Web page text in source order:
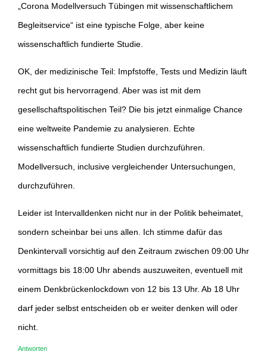
„Corona Modellversuch Tübingen mit wissenschaftlichem
Begleitservice“ ist eine typische Folge, aber keine
wissenschaftlich fundierte Studie.
OK, der medizinische Teil: Impfstoffe, Tests und Medizin läuft
recht gut bis hervorragend. Aber was ist mit dem
gesellschaftspolitischen Teil? Die bis jetzt einmalige Chance
eine weltweite Pandemie zu analysieren. Echte
wissenschaftlich fundierte Studien durchzuführen.
Modellversuch, inclusive vergleichender Untersuchungen,
durchzuführen.
Leider ist Intervalldenken nicht nur in der Politik beheimatet,
sondern scheinbar bei uns allen. Ich stimme dafür das
Denkintervall vorsichtig auf den Zeitraum zwischen 09:00 Uhr
vormittags bis 18:00 Uhr abends auszuweiten, eventuell mit
einem Denkbrückenlockdown von 12 bis 13 Uhr. Ab 18 Uhr
darf jeder selbst entscheiden ob er weiter denken will oder
nicht.
Antworten